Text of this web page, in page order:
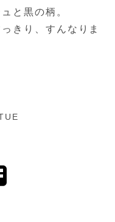
と黒の柄。
きり、 すんなりま